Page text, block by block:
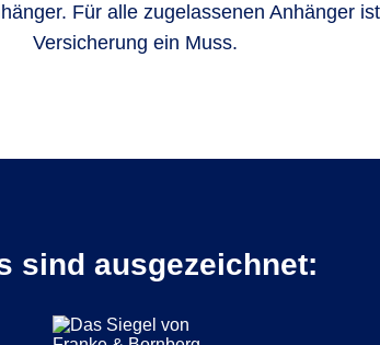
Für alle zugelassenen Anhänger
Versicherung ein Muss.
sind ausgezeichnet: